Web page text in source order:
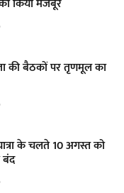
किया मजबूर
की बैठकों पर तृणमूल का
के चलते 10 अगस्त को